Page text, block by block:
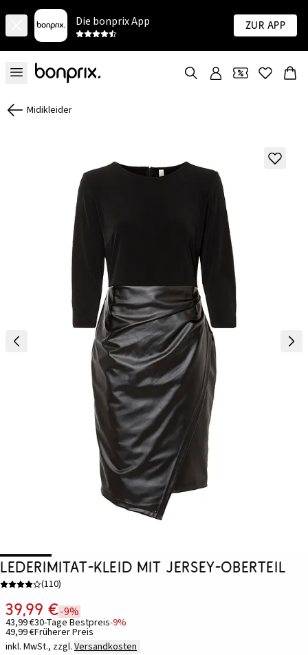
Die bonprix App Zur App
Midikleider
Lederimitat-Kleid mit Jersey-Oberteil
(110)
39,99 €-9%
43,99 €30-Tage Bestpreis-9%
49,99 €Früherer Preis
inkl. MwSt., zzgl. Versandkosten